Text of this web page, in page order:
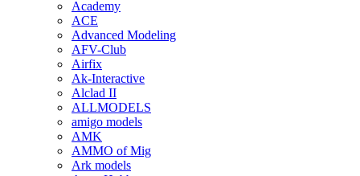
Academy
ACE
Advanced Modeling
AFV-Club
Airfix
Ak-Interactive
Alclad II
ALLMODELS
amigo models
AMK
AMMO of Mig
Ark models